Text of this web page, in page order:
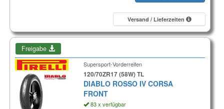
Versand / Lieferzeiten
Freigabe
Supersport-Vorderreifen
120/70ZR17 (58W) TL
DIABLO ROSSO IV CORSA
FRONT
83 x verfügbar